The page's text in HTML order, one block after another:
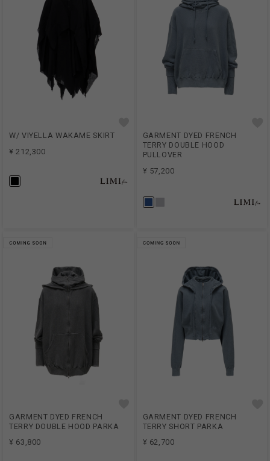
W/ VIYELLA WAKAME SKIRT
¥ 212,300
GARMENT DYED FRENCH
TERRY DOUBLE HOOD
PULLOVER
¥ 57,200
GARMENT DYED FRENCH
TERRY DOUBLE HOOD PARKA
¥ 63,800
GARMENT DYED FRENCH
TERRY SHORT PARKA
¥ 62,700